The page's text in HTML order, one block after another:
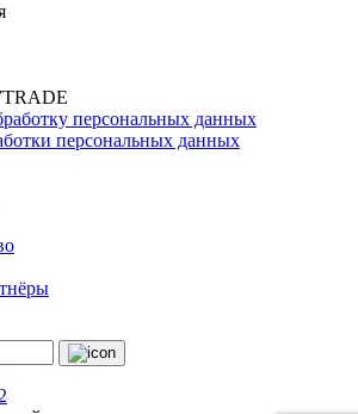
персональных данных
персональных данных